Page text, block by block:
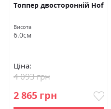
Топпер двосторонній Hof
Висота
6.0см
Ціна:
2 865 грн
4 093 грн